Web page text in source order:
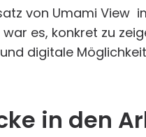
von Umami View
es, konkret zu
digitale
in den